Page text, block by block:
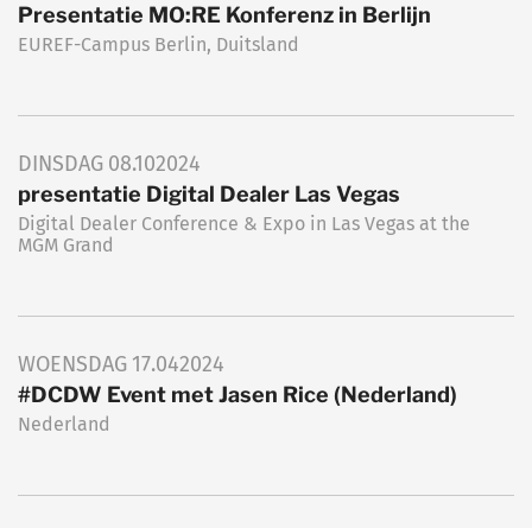
Presentatie MO:RE Konferenz in Berlijn
EUREF-Campus Berlin, Duitsland
DINSDAG 08.102024
presentatie Digital Dealer Las Vegas
Digital Dealer Conference & Expo in Las Vegas at the
MGM Grand
WOENSDAG 17.042024
#DCDW Event met Jasen Rice (Nederland)
Nederland